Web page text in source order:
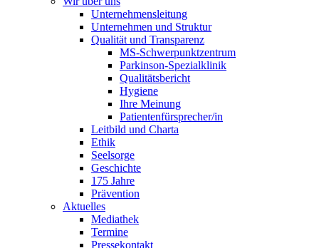
Unternehmensleitung
Unternehmen und Struktur
Qualität und Transparenz
MS-Schwerpunktzentrum
Parkinson-Spezialklinik
Qualitätsbericht
Hygiene
Ihre Meinung
Patientenfürsprecher/in
Leitbild und Charta
Ethik
Seelsorge
Geschichte
175 Jahre
Prävention
Aktuelles
Mediathek
Termine
Pressekontakt